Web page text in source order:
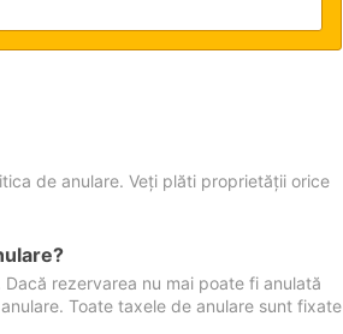
de anulare. Veți plăti proprietății orice
rezervarea nu mai poate fi anulată
Toate taxele de anulare sunt fixate